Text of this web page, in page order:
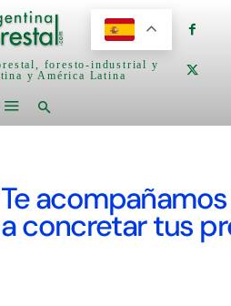
foresto-industrial y
y América Latina